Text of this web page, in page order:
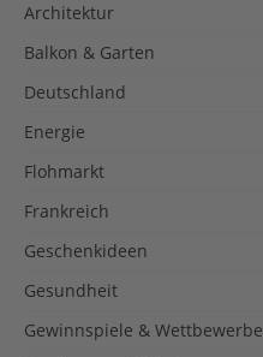
Architektur
Balkon & Garten
Deutschland
Energie
Flohmarkt
Frankreich
Geschenkideen
Gesundheit
Gewinnspiele & Wettbewerbe